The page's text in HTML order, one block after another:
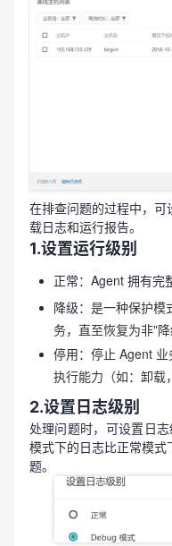
在排查问题的过程中，
载日志和运行报告。
1.设置运行级别
正常：Agent 拥有完
降级： 是一种保护模
务，直至恢复为非"
停用： 停止 Agent
执行能力（如：卸载
2.设置日志级别
处理问题时，可设置日
模式下的日志比正常模
题。